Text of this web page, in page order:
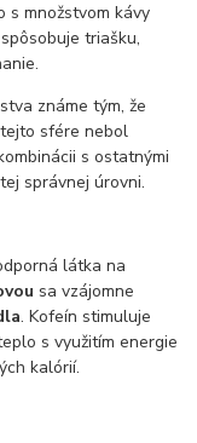
s množstvom kávy
triašku,
známe tým, že
sfére nebol
s ostatnými
správnej úrovni.
látka na
sa vzájomne
. Kofeín stimuluje
s využitím energie
kalórií.